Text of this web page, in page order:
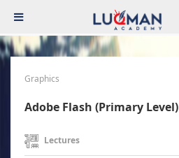
Graphics
Adobe Flash (Primary Level)
Lectures